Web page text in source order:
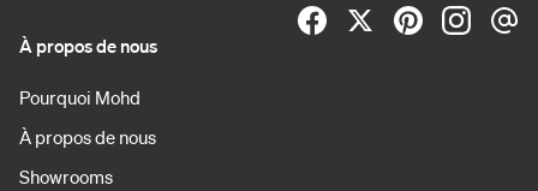
À propos de nous
Pourquoi Mohd
À propos de nous
Showrooms